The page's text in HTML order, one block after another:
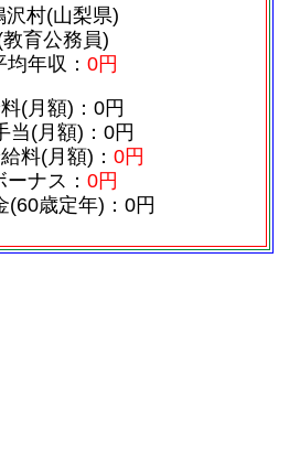
沢村(山梨県)
教育公務員)
均年収： 0円
(月額)：0円
当(月額)：0円
料(月額)： 0円
ーナス： 0円
(60歳定年)：0円